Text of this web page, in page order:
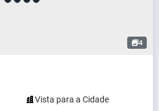
4
Vista para a Cidade